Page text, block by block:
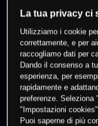
questo
La tua privacy ci
Utilizziamo i cookie
correttamente, e per
raccogliamo dati per
Dando il consenso a
esperienza, per
rapidamente e
preferenze.
"Impostazioni
Puoi saperne di più